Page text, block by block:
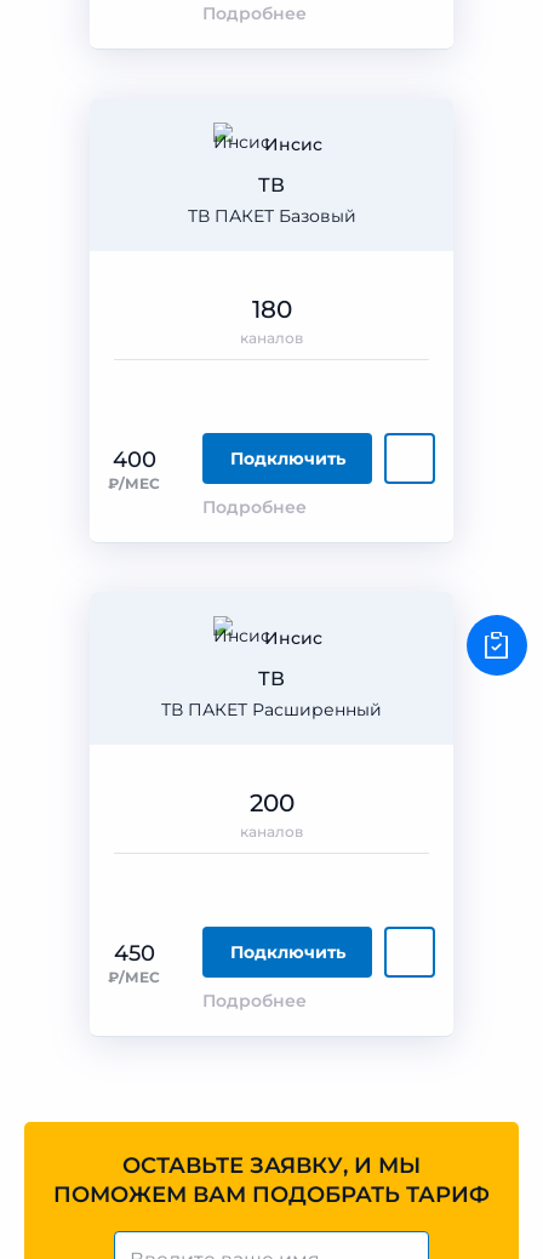
Подробнее
Инсис
ТВ ПАКЕТ Базовый
ТВ
400
₽/МЕС
Подключить
Подробнее
180
каналов
Инсис
ТВ ПАКЕТ Расширенный
ТВ
450
₽/МЕС
Подключить
Подробнее
200
каналов
ОСТАВЬТЕ ЗАЯВКУ, И МЫ
ПОМОЖЕМ ВАМ ПОДОБРАТЬ ТАРИФ